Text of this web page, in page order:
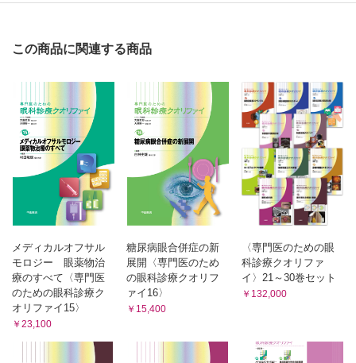
14 視神経変性疾患
CQ 緑内障以外に乳頭陥凹を来たす疾患を教えてください
（大久保真司）
15 paraneoplastic optic neuropathy
paraneoplastic optic neuropathy （大黒 浩，大黒幾代）
この商品に関連する商品
メディカルオフサル
モロジー 眼薬物治
療のすべて〈専門医
のための眼科診療ク
オリファイ15〉
￥23,100
糖尿病眼合併症の新
展開〈専門医のため
の眼科診療クオリフ
ァイ16〉
￥15,400
〈専門医のための眼
科診療クオリファ
イ〉21～30巻セット
￥132,000